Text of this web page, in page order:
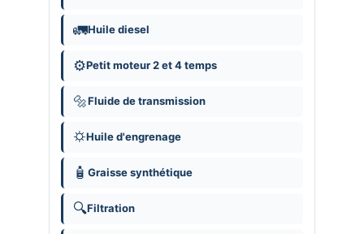
🚛Huile diesel
⚙️Petit moteur 2 et 4 temps
🔩Fluide de transmission
⛭Huile d'engrenage
🧴 Graisse synthétique
🔍Filtration